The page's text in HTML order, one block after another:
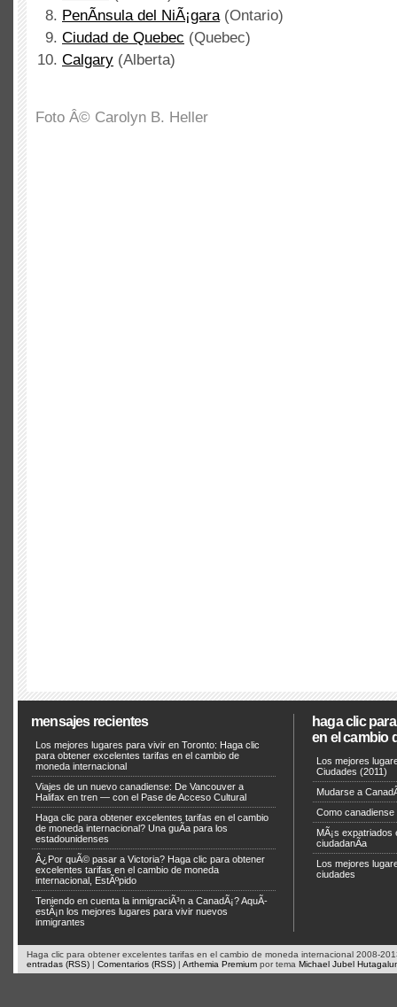
PenÃ­nsula del NiÃ¡gara(Ontario)
Ciudad de Quebec (Quebec)
Calgary (Alberta)
Foto Â© Carolyn B. Heller
mensajes recientes
Los mejores lugares para vivir en Toronto: Haga clic
para obtener excelentes tarifas en el cambio de
moneda internacional
Viajes de un nuevo canadiense: De Vancouver a
Halifax en tren — con el Pase de Acceso Cultural
Haga clic para obtener excelentes tarifas en el cambio
de moneda internacional? Una guÃ­a para los
estadounidenses
Â¿Por quÃ© pasar a Victoria? Haga clic para obtener
excelentes tarifas en el cambio de moneda
internacional, EstÃºpido
Teniendo en cuenta la inmigraciÃ³n a CanadÃ¡? AquÃ­
estÃ¡n los mejores lugares para vivir nuevos
inmigrantes
haga clic
en el cambio
Los mejores
Ciudades (2011)
Mudarse a
Como canadiense
MÃ¡s
ciudadanÃ­a
Los mejores
ciudades
Haga clic para obtener excelentes tarifas en el cambio de moneda internacional 2008-
entradas (RSS) | Comentarios (RSS) | Arthemia Premium por tema Michael Jubel